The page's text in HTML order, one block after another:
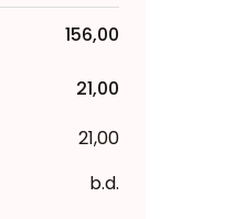
156,00
21,00
21,00
b.d.